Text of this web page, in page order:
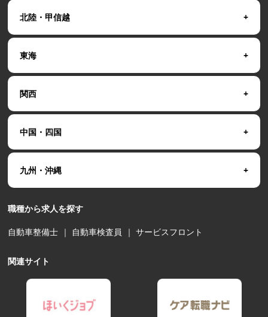
北陸・甲信越
東海
関西
中国・四国
九州・沖縄
職種から求人を探す
自動車整備士 ｜ 自動車検査員 ｜サービスフロント
関連サイト